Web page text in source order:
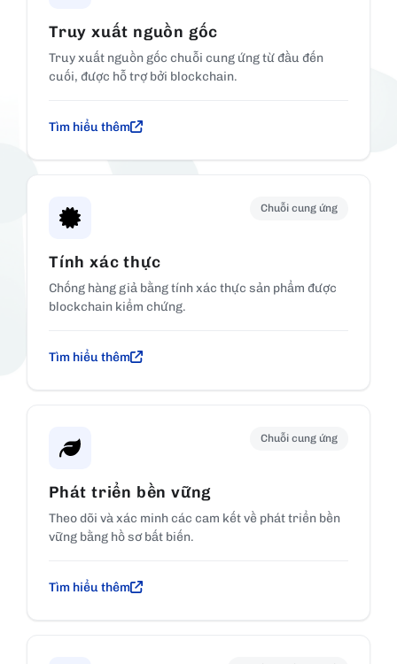
Truy xuất nguồn gốc
Truy xuất nguồn gốc chuỗi cung ứng từ đầu đến
cuối, được hỗ trợ bởi blockchain.
Tìm hiểu thêm
Chuỗi cung ứng
Tính xác thực
Chống hàng giả bằng tính xác thực sản phẩm được
blockchain kiểm chứng.
Tìm hiểu thêm
Chuỗi cung ứng
Phát triển bền vững
Theo dõi và xác minh các cam kết về phát triển bền
vững bằng hồ sơ bất biến.
Tìm hiểu thêm